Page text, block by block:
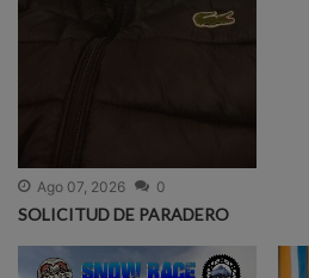
Ago 07, 2026 0
SOLICITUD DE PARADERO